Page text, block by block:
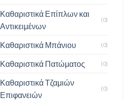
Καθαριστικά Επίπλων και
Αντικειμένων
(0)
Καθαριστικά Μπάνιου (0)
Καθαριστικά Πατώματος (0)
Καθαριστικά Τζαμιών
Επιφανειών
(0)